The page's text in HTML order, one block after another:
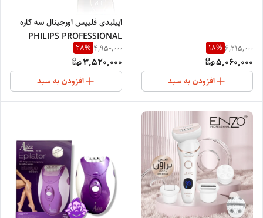
6,215,000
18%
5,060,000
افزودن به سبد
اپیلیدی فلیپس اورجینال سه کاره
PHILIPS PROFESSIONAL
NETHERLANDS867
4,950,000
28%
3,520,000
افزودن به سبد